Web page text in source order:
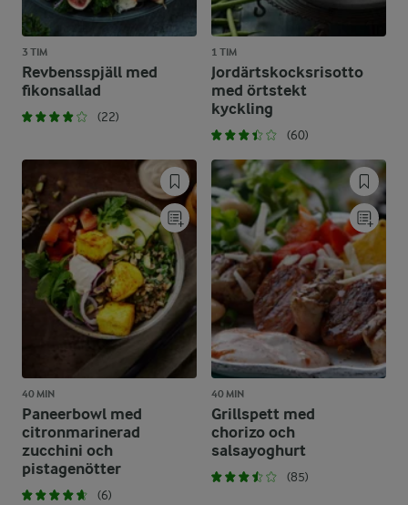
3 TIM
Revbensspjäll med
fikonsallad
(22)
1 TIM
Jordärtskocksrisotto
med örtstekt
kyckling
(60)
40 MIN
Paneerbowl med
citronmarinerad
zucchini och
pistagenötter
(6)
40 MIN
Grillspett med
chorizo och
salsayoghurt
(85)